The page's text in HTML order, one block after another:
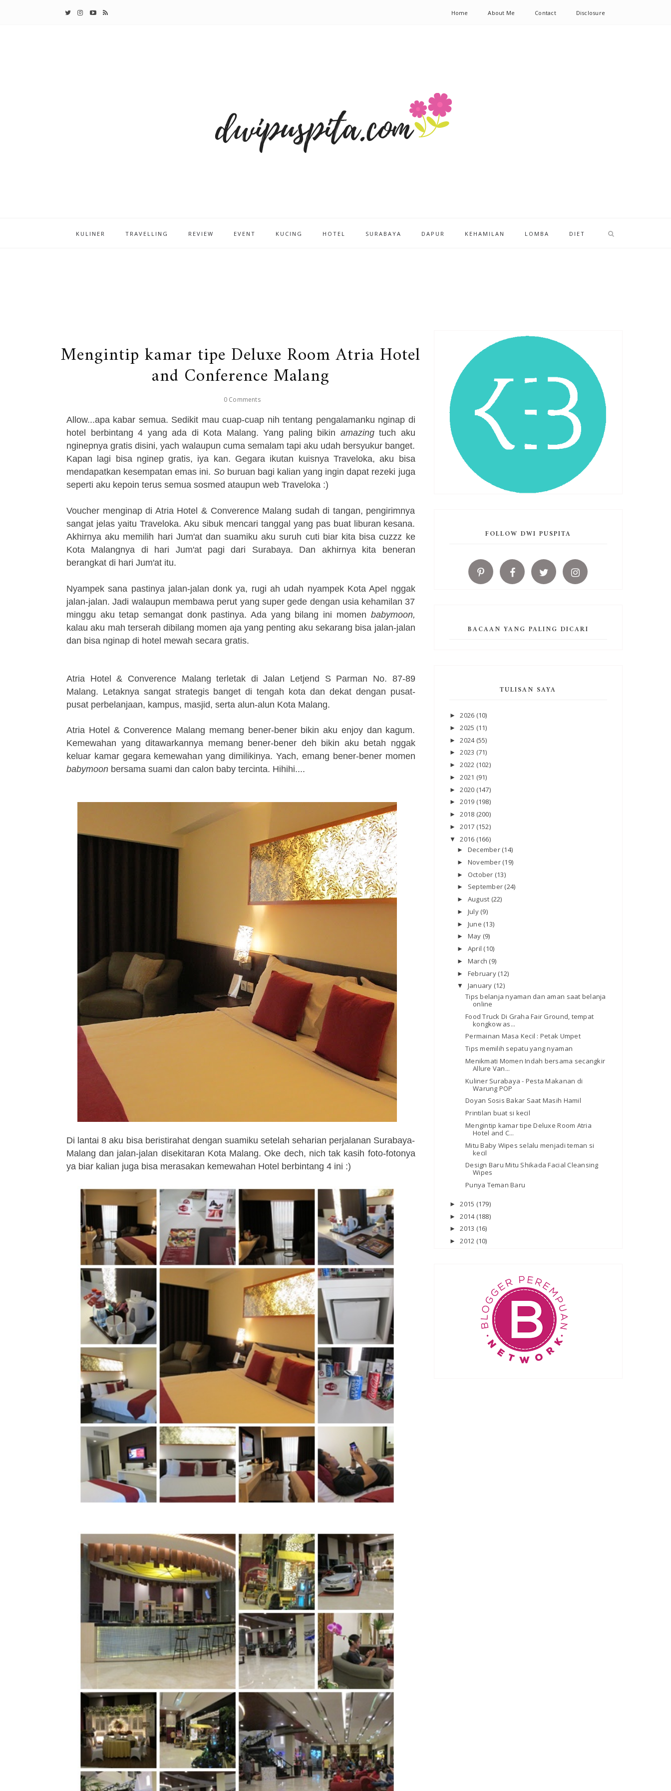
Home About Me Contact Disclosure
KULINER TRAVELLING REVIEW EVENT KUCING HOTEL SURABAYA DAPUR KEHAMILAN LOMBA DIET
Mengintip kamar tipe Deluxe Room Atria Hotel
and Conference Malang
0 Comments
Allow...apa kabar semua. Sedikit mau cuap-cuap nih tentang pengalamanku nginap di
hotel berbintang 4 yang ada di Kota Malang. Yang paling bikin amazingtuch aku
nginepnya gratis disini, yach walaupun cuma semalam tapi aku udah bersyukur banget.
Kapan lagi bisa nginep gratis, iya kan. Gegara ikutan kuisnya Traveloka, aku bisa
mendapatkan kesempatan emas ini. Soburuan bagi kalian yang ingin dapat rezeki juga
seperti aku kepoin terus semua sosmed ataupun web Traveloka :)
Voucher menginap di Atria Hotel & Converence Malang sudah di tangan, pengirimnya
sangat jelas yaitu Traveloka. Aku sibuk mencari tanggal yang pas buat liburan kesana.
Akhirnya aku memilih hari Jum'at dan suamiku aku suruh cuti biar kita bisa cuzzz ke
Kota Malangnya di hari Jum'at pagi dari Surabaya. Dan akhirnya kita beneran
berangkat di hari Jum'at itu.
Nyampek sana pastinya jalan-jalan donk ya, rugi ah udah nyampek Kota Apel nggak
jalan-jalan. Jadi walaupun membawa perut yang super gede dengan usia kehamilan 37
minggu aku tetap semangat donk pastinya. Ada yang bilang ini momen babymoon,
kalau aku mah terserah dibilang momen aja yang penting aku sekarang bisa jalan-jalan
dan bisa nginap di hotel mewah secara gratis.
Atria Hotel & Converence Malang terletak diJalan Letjend S Parman No. 87-89
Malang. Letaknya sangat strategis banget di tengah kota dan dekat dengan pusat-
pusat perbelanjaan, kampus, masjid, serta alun-alun Kota Malang.
Atria Hotel & Converence Malang memang bener-bener bikin aku enjoy dan kagum.
Kemewahan yang ditawarkannya memang bener-bener deh bikin aku betah nggak
keluar kamar gegara kemewahan yang dimilikinya. Yach, emang bener-bener momen
babymoon bersama suami dan calon baby tercinta. Hihihi....
Di lantai 8 aku bisa beristirahat dengan suamiku setelah seharian perjalanan Surabaya-
Malang dan jalan-jalan disekitaran Kota Malang. Oke dech, nich tak kasih foto-fotonya
ya biar kalian juga bisa merasakan kemewahan Hotel berbintang 4 ini :)
FOLLOW DWI PUSPITA
BACAAN YANG PALING DICARI
TULISAN SAYA
►2026 (10)
►2025 (11)
►2024 (55)
►2023 (71)
►2022 (102)
►2021 (91)
►2020 (147)
►2019 (198)
►2018 (200)
►2017 (152)
▼2016 (166)
► December (14)
► November (19)
► October (13)
► September (24)
► August (22)
► July (9)
► June (13)
► May (9)
► April (10)
► March (9)
► February (12)
▼ January (12)
Tips belanja nyaman dan aman saat belanja
online
Food Truck Di Graha Fair Ground, tempat
kongkow as...
Permainan Masa Kecil : Petak Umpet
Tips memilih sepatu yang nyaman
Menikmati Momen Indah bersama secangkir
Allure Van...
Kuliner Surabaya - Pesta Makanan di
Warung POP
Doyan Sosis Bakar Saat Masih Hamil
Printilan buat si kecil
Mengintip kamar tipe Deluxe Room Atria
Hotel and C...
Mitu Baby Wipes selalu menjadi teman si
kecil
Design Baru Mitu Shikada Facial Cleansing
Wipes
Punya Teman Baru
►2015 (179)
►2014 (188)
►2013 (16)
►2012 (10)